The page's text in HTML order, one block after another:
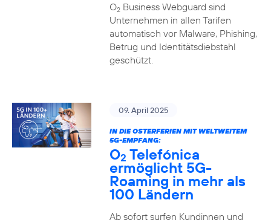
O2Business Webguard sind
Unternehmen in allen Tarifen
automatisch vor Malware, Phishing,
Betrug und Identitätsdiebstahl
geschützt.
09. April 2025
IN DIE OSTERFERIEN MIT WELTWEITEM
5G-EMPFANG:
O2 Telefónica
ermöglicht 5G-
Roaming in mehr als
100 Ländern
Ab sofort surfen Kundinnen und